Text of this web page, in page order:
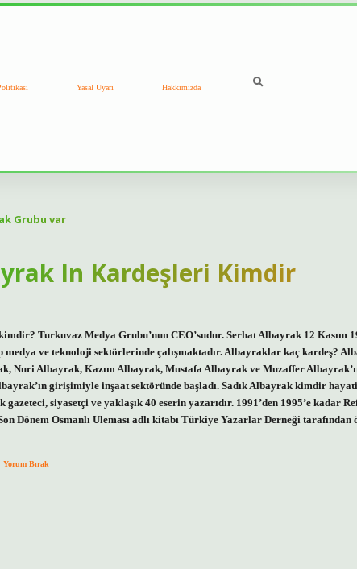
Yasal Uyarı Hakkımızda
Grubu var
In Kardeşleri Kimdir
Turkuvaz Medya Grubu’nun CEO’sudur. Serhat Albayrak 12 Kasım
medya ve teknoloji sektörlerinde çalışmaktadır. Albayraklar kaç kardeş?
Nuri Albayrak, Kazım Albayrak, Mustafa Albayrak ve Muzaffer
girişimiyle inşaat sektöründe başladı. Sadık Albayrak kimdir
gazeteci, siyasetçi ve yaklaşık 40 eserin yazarıdır. 1991’den 1995’e
Dönem Osmanlı Uleması adlı kitabı Türkiye Yazarlar Derneği
Yorum Bırak